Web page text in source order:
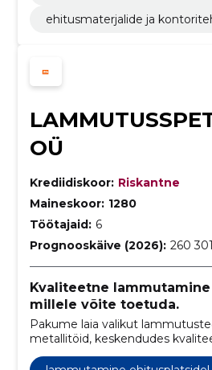
ehitusmaterjalide ja
OÜ
Krediidiskoor: Riskantne
Maineskoor: 1280
Töötajaid: 6
Prognooskäive (2026): 260
Kvaliteetne
millele võite toetuda.
Pakume laia valikut
metallitöid, keskendudes